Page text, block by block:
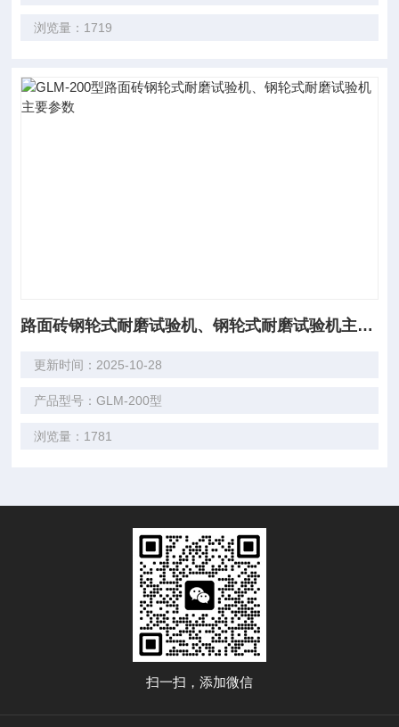
浏览量：1719
路面砖钢轮式耐磨试验机、钢轮式耐磨试验机主要参数
更新时间：2025-10-28
产品型号：GLM-200型
浏览量：1781
扫一扫，添加微信